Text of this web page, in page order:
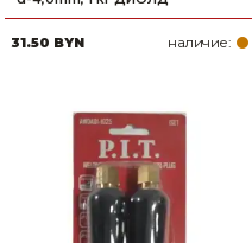
31.50 BYN наличие: